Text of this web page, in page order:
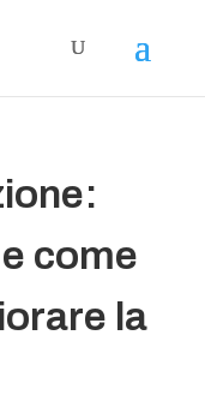
come
la